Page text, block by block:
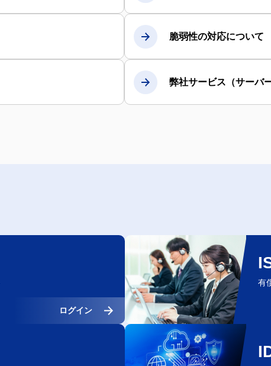
脆弱性の対応について
弊社サービス（サーバ
ログイン
有